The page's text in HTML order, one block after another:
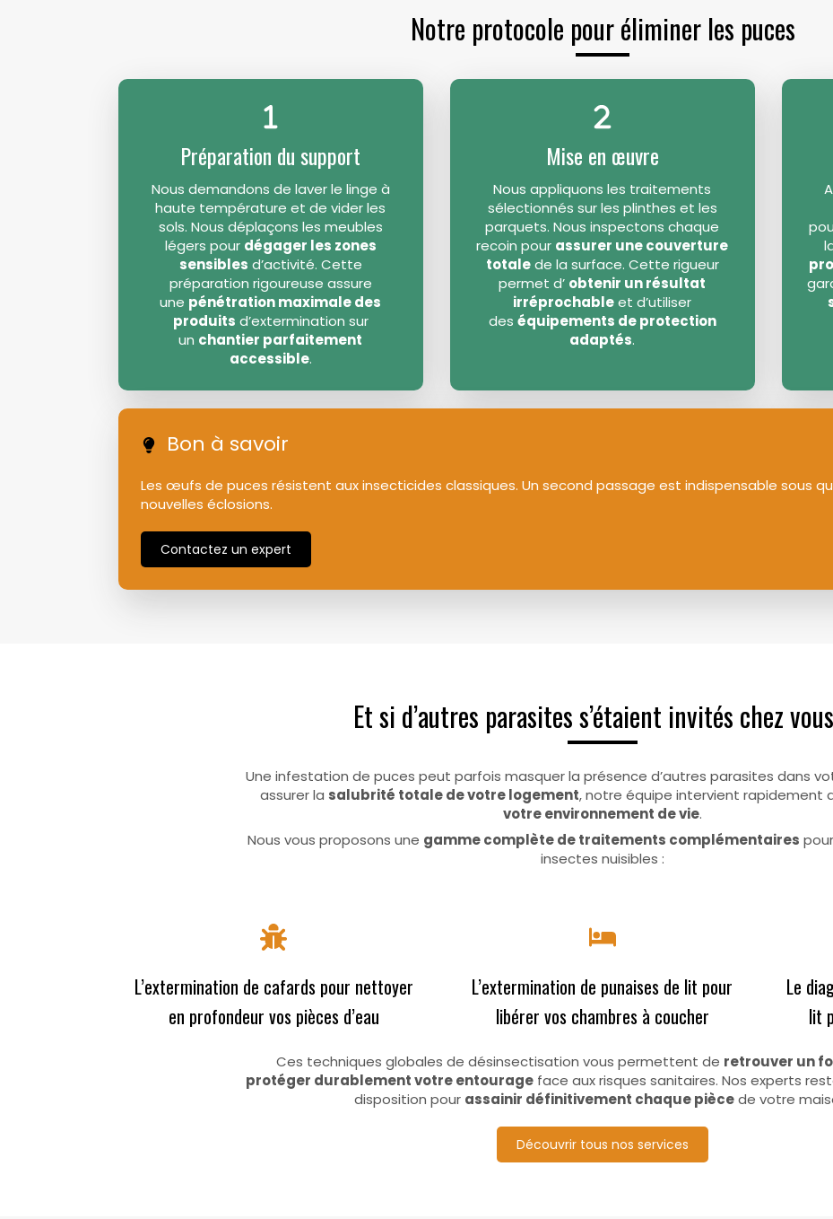
Notre protocole pour éliminer les puces
Préparation du support
Nous demandons de laver le linge à
haute température et de vider les
sols. Nous déplaçons les meubles
légers pour dégager les zones
sensibles d’activité. Cette
préparation rigoureuse assure
une pénétration maximale des
produits d’extermination sur
un chantier parfaitement
accessible.
Mise en œuvre
Nous appliquons les traitements
sélectionnés sur les plinthes et les
parquets. Nous inspectons chaque
recoin pour assurer une couverture
totalede la surface. Cette rigueur
permet d’ obtenir un résultat
irréprochableet d’utiliser
des équipements de protection
adaptés.
Bon à savoir
Les œufs de puces résistent aux insecticides classiques. Un second passage est indispensable sous
nouvelles éclosions.
Contactez un expert
Et si d’autres parasites s’étaient invités chez
Une infestation de puces peut parfois masquer la présence d’autres parasites dans
assurer la salubrité totale de votre logement, notre équipe intervient rapidement
votre environnement de vie.
Nous vous proposons une gamme complète de traitements complémentaires
insectes nuisibles :
L’extermination de cafards pour nettoyer
en profondeur vos pièces d’eau
L’extermination de punaises de lit pour
libérer vos chambres à coucher
Le
lit
Ces techniques globales de désinsectisation vous permettent de retrouver un
protéger durablement votre entourage face aux risques sanitaires. Nos experts
disposition pour assainir définitivement chaque piècede votre
Découvrir tous nos services